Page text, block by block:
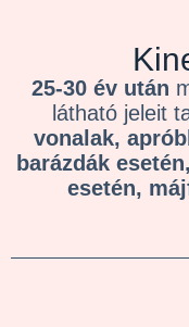
25-30 év után
látható jeleit
vonalak,
barázdák
esetén,